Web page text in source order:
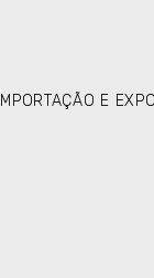
IMPORTAÇÃO E